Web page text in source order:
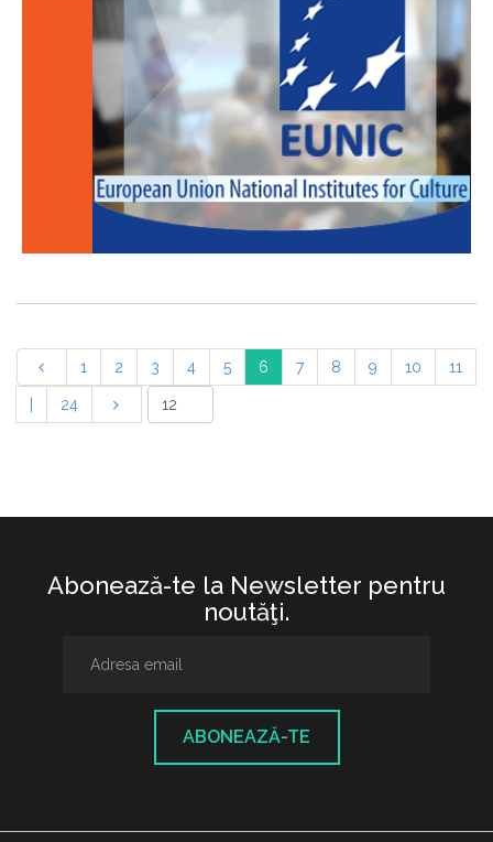
1 2 3 4 5 6 7 8 9 10 11
24
Abonează-te la Newsletter pentru
noutăţi.
ABONEAZĂ-TE